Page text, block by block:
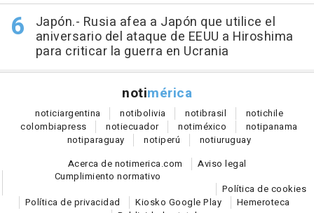
Japón.- Rusia afea a Japón que utilice el
aniversario del ataque de EEUU a Hiroshima
para criticar la guerra en Ucrania
notimérica
noticiargentina notibolivia notibrasil notichile
colombiapress notiecuador notiméxico notipanama
notiparaguay notiperú notiuruguay
Acerca de notimerica.com
Aviso legal
Cumplimiento normativo
Política de cookies
Política de privacidad
Kiosko Google Play
Hemeroteca